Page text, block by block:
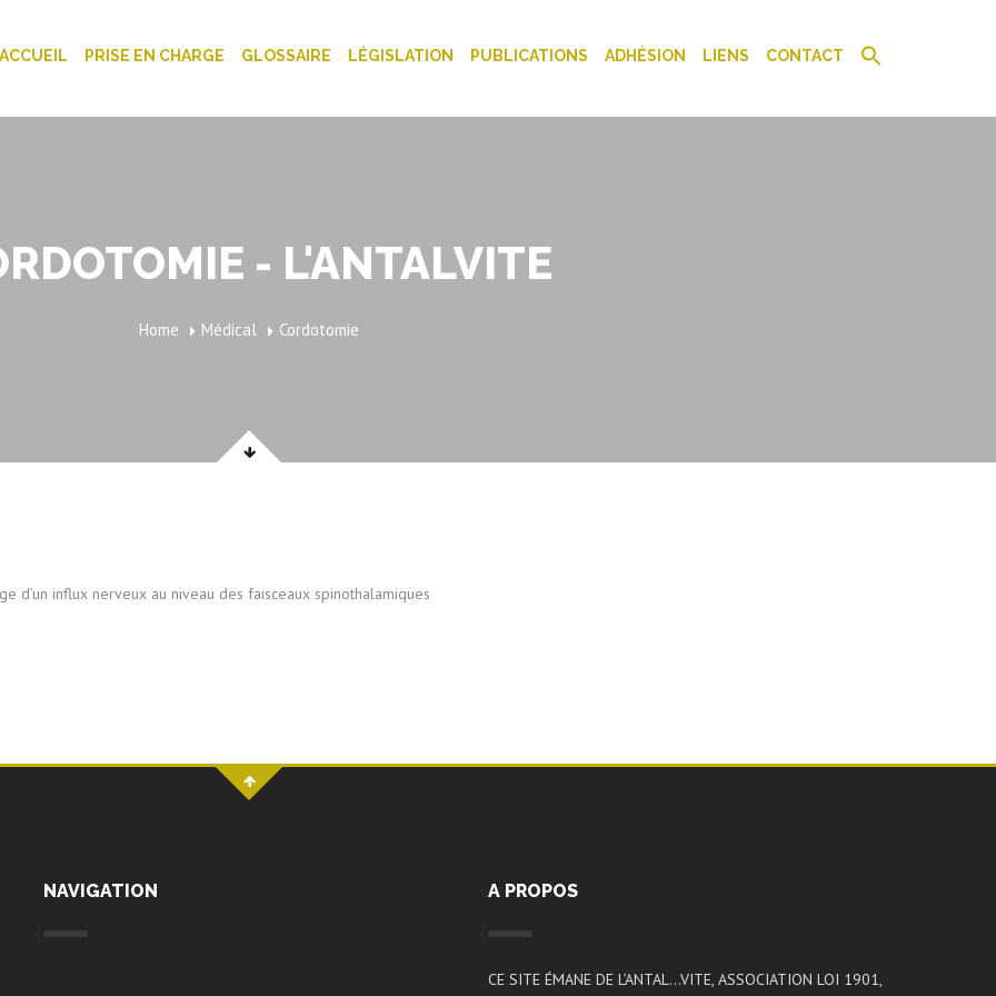
ACCUEIL PRISE EN CHARGE GLOSSAIRE LÉGISLATION PUBLICATIONS ADHÉSION LIENS CONTACT
- L'ANTALVITE
Home Médical Cordotomie
d’un influx nerveux au niveau des faisceaux spinothalamiques
NAVIGATION A PROPOS
CE SITE ÉMANE DE L’ANTAL…VITE, ASSOCIATION LOI 1901,